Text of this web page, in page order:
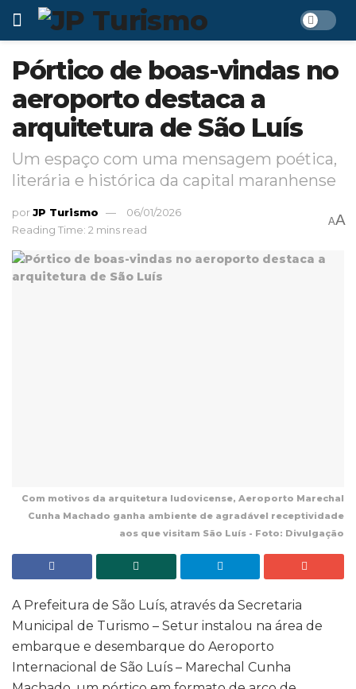
Pórtico de boas-vindas no
aeroporto destaca a
arquitetura de São Luís
Um espaço com uma mensagem poética,
literária e histórica da capital maranhense
porJP Turismo
06/01/2026
Reading Time: 2 mins read
AA
Com motivos da arquitetura ludovicense, Aeroporto Marechal
Cunha Machado ganha ambiente de agradável receptividade
aos que visitam São Luís - Foto: Divulgação
A Prefeitura de São Luís, através da Secretaria
Municipal de Turismo – Setur instalou na área de
embarque e desembarque do Aeroporto
Internacional de São Luís – Marechal Cunha